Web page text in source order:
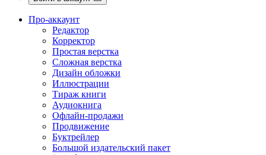
Про-аккаунт
Редактор
Корректор
Простая верстка
Сложная верстка
Дизайн обложки
Иллюстрации
Тираж книги
Аудиокнига
Офлайн-продажи
Продвижение
Буктрейлер
Большой издательский пакет